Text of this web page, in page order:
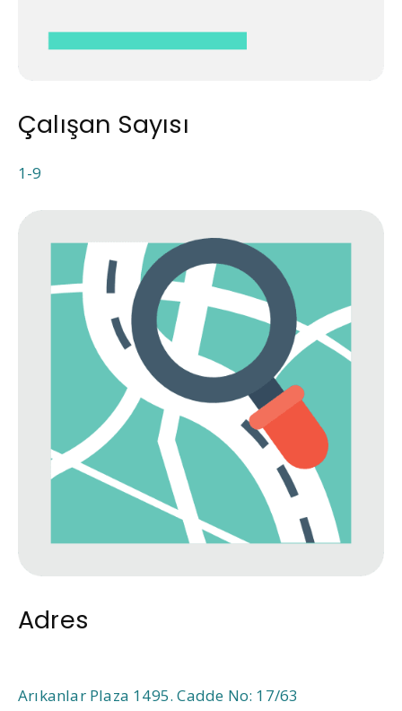
Çalışan Sayısı
1-9
Adres
Arıkanlar Plaza 1495. Cadde No: 17/63